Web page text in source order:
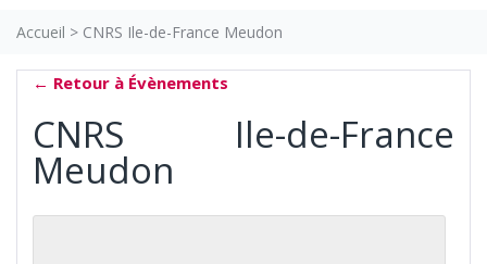
Accueil > CNRS Ile-de-France Meudon
← Retour à Évènements
CNRS Ile-de-France
Meudon